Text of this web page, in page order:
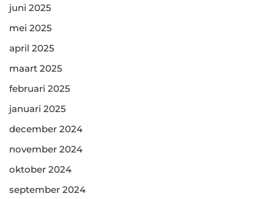
juni 2025
mei 2025
april 2025
maart 2025
februari 2025
januari 2025
december 2024
november 2024
oktober 2024
september 2024